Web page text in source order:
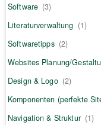
Software (3)
Literaturverwaltung (1)
Softwaretipps (2)
Websites Planung/
Design & Logo (2)
Komponenten (perfekte
Navigation & Struktur (1)